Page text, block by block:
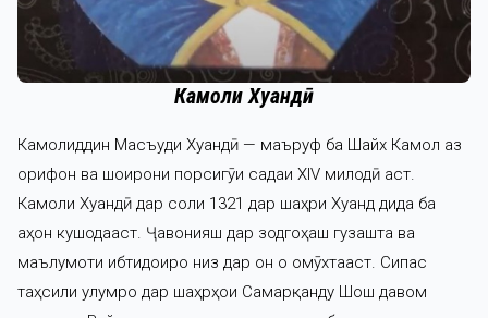
Камоли Хуҷандӣ
Камолиддин Масъуди Хуҷандӣ — маъруф ба Шайх Камол аз
орифон ва шоирони порсигӯи садаи XIV милодӣ аст.
Камоли Хуҷандӣ дар соли 1321 дар шаҳри Хуҷанд дида ба
ҷаҳон кушодааст. Ҷавонияш дар зодгоҳаш гузашта ва
маълумоти ибтидоиро низ дар он ҷо омӯхтааст. Сипас
таҳсили улумро дар шаҳрҳои Самарқанду Шош давом